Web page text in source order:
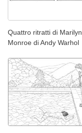
Quattro ritratti di Marilyn
Monroe di Andy Warhol